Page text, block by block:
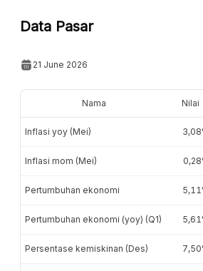
Data Pasar
21 June 2026
Nama Nilai
Inflasi yoy (Mei)
Inflasi mom (Mei)
Pertumbuhan ekonomi
Pertumbuhan ekonomi (yoy) (Q1)
Persentase kemiskinan (Des)